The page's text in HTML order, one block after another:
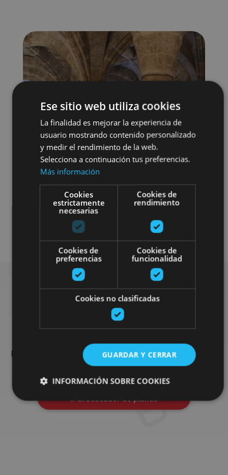
Arquitectura religiosa
Visitas guiadas Monasterios
Busca más planes
Encuentra planes y sugerencias para completar tu viaje en
Navarra: actividades organizadas, visitas y los eventos más
destados de la agenda.
Ir al buscador de planes
Ese sitio web utiliza cookies
La finalidad es mejorar la experiencia de
usuario mostrando contenido personalizado
y medir el rendimiento de la web.
Selecciona a continuación tus preferencias.
Más información
Cookies
estrictamente
necesarias
Cookies de
rendimiento
Cookies de
preferencias
Cookies de
funcionalidad
Cookies no clasificadas
GUARDAR Y CERRAR
INFORMACIÓN SOBRE COOKIES